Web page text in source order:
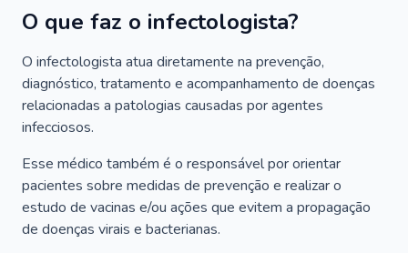
O que faz o infectologista?
O infectologista atua diretamente na prevenção,
diagnóstico, tratamento e acompanhamento de doenças
relacionadas a patologias causadas por agentes
infecciosos.
Esse médico também é o responsável por orientar
pacientes sobre medidas de prevenção e realizar o
estudo de vacinas e/ou ações que evitem a propagação
de doenças virais e bacterianas.